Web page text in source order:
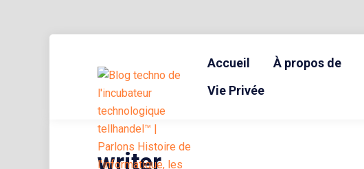
{ + }
BLOG TECHNOLOGIQUE DU HUB | MIGRATION GNU LINUX
Accueil À propos de
Vie Privée
writer